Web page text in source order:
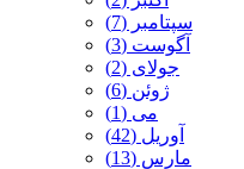
سپتامبر (7)
آگوست (3)
جولای (2)
ژوئن (6)
می (1)
آوریل (42)
مارس (13)